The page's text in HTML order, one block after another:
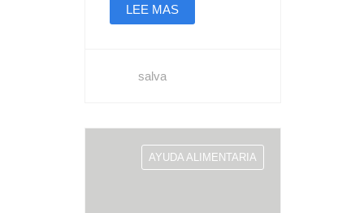
LEE MAS
salva
AYUDA ALIMENTARIA